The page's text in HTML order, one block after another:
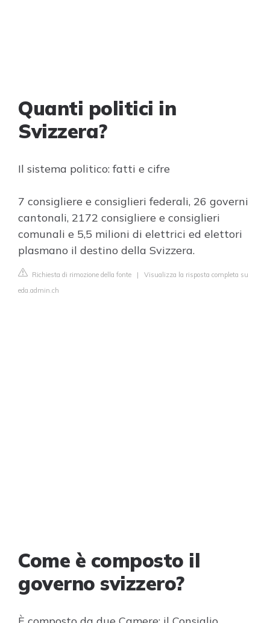
Quanti politici in
Svizzera?
Il sistema politico: fatti e cifre
7 consigliere e consiglieri federali, 26 governi
cantonali, 2172 consigliere e consiglieri
comunali e 5,5 milioni di elettrici ed elettori
plasmano il destino della Svizzera.
Richiesta di rimozione della fonte | Visualizza la risposta completa su
eda.admin.ch
Come è composto il
governo svizzero?